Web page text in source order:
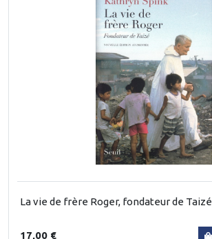
La vie de frère Roger, fondateur de Taizé
17,00 €